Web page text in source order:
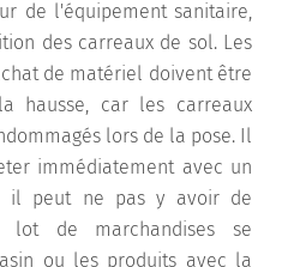
de l'équipement sanitaire,
des carreaux de sol. Les
de matériel doivent être
hausse, car les carreaux
lors de la pose. Il
immédiatement avec un
il peut ne pas y avoir de
lot de marchandises se
ou les produits avec la